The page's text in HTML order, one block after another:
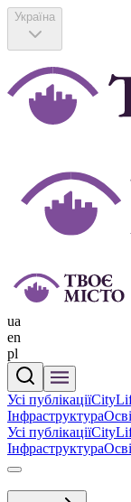
Україна
ua
en
pl
Усі публікації
Інфраструктура
Усі публікації
Інфраструктура